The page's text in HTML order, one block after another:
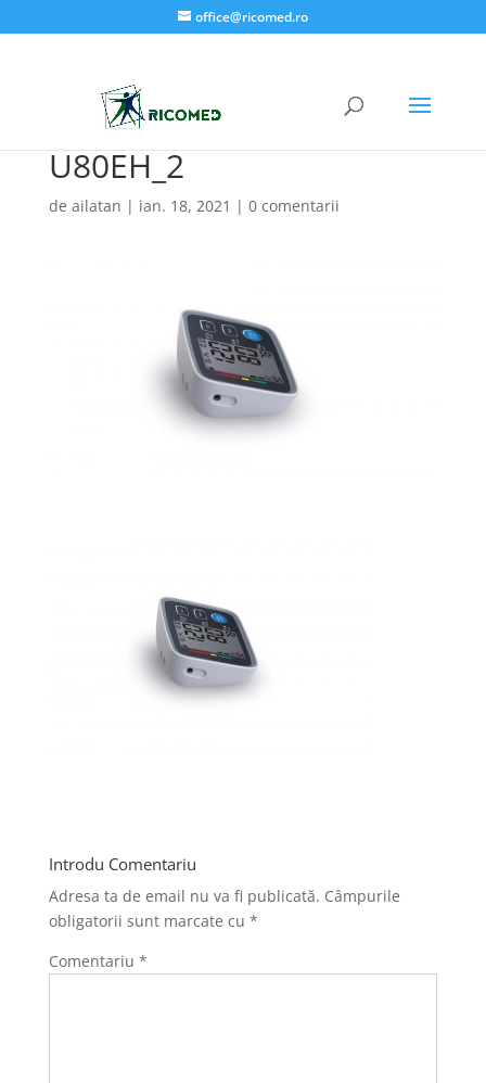
office@ricomed.ro
U80EH_2
de ailatan | ian. 18, 2021 | 0 comentarii
Introdu Comentariu
Adresa ta de email nu va fi publicată. Câmpurile
obligatorii sunt marcate cu *
Comentariu *